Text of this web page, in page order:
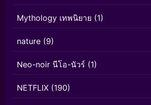
Mythology เทพนิยาย (1)
nature (9)
Neo-noir นีโอ-นัวร์ (1)
NETFLIX (190)